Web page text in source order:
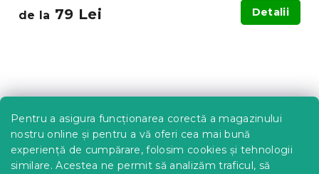
Pentru a asigura funcționarea corectă a magazinului
nostru online și pentru a vă oferi cea mai bună
experiență de cumpărare, folosim cookies și tehnologii
similare. Acestea ne permit să analizăm traficul, să
de la 79 Lei Detalii